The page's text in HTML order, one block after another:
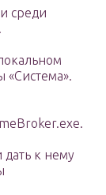
среди
«Система».
дать к нему